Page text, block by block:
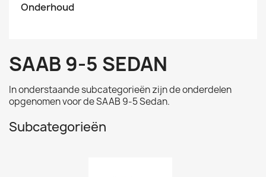
Onderhoud
SAAB 9-5 SEDAN
In onderstaande subcategorieën zijn de onderdelen
opgenomen voor deSAAB 9-5 Sedan.
Subcategorieën